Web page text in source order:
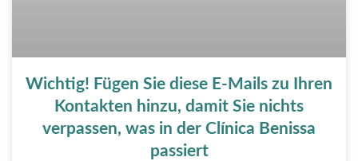
Wichtig! Fügen Sie diese E-Mails zu Ihren
Kontakten hinzu, damit Sie nichts
verpassen, was in der Clínica Benissa
passiert